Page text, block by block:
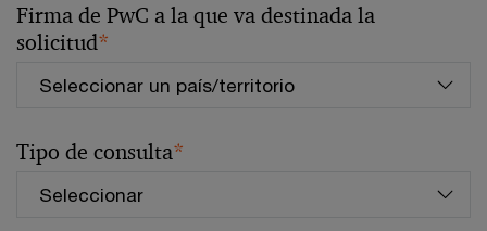
Firma de PwC a la que va destinada la
solicitud*
Tipo de consulta*